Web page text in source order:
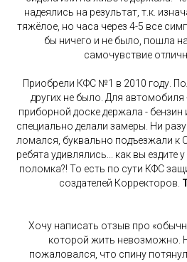
надеялись на результат, т.к.
тяжёлое, но часа через 4-5 все
бы ничего и не было, пошла на
самочувствие
Приобрели КФС №1 в 2010 году.
других не было. Для автомобиля
приборной доске держала - бензин
специально делали замеры. Ни
ломался, буквально подъезжали к
ребята удивлялись... как вы ездите
поломка?! То есть по сути КФС
создателей Корректоров.
Хочу написать отзыв про
которой жить невозможно.
пожаловался, что спину